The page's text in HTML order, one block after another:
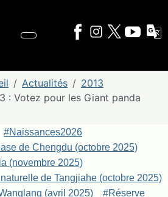
Actualités
2013
: Votez pour les Giant panda
#Naissances2026
de Chengdu (octobre 2025)
(novembre 2025)
de Tangjiahe (octobre 2025)
(avril 2025)
#Réserve